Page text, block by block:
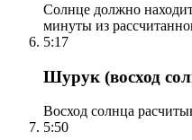
Солнце должно
минуты из
5:17
Шурук (восход
Восход солнца
5:50